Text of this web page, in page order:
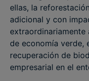
ellas, la
adicional y con
de economía verde,
recuperación de
empresarial en el